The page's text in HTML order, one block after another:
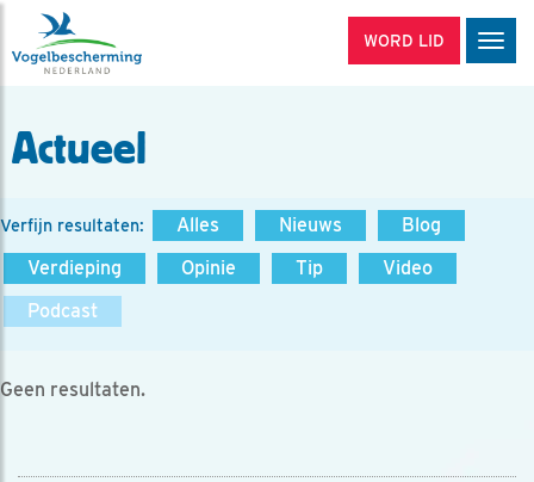
WORD LID
Actueel
Verfijn resultaten: Alles Nieuws
Blog
Verdieping
Opinie Tip
Video
Podcast
Geen resultaten.